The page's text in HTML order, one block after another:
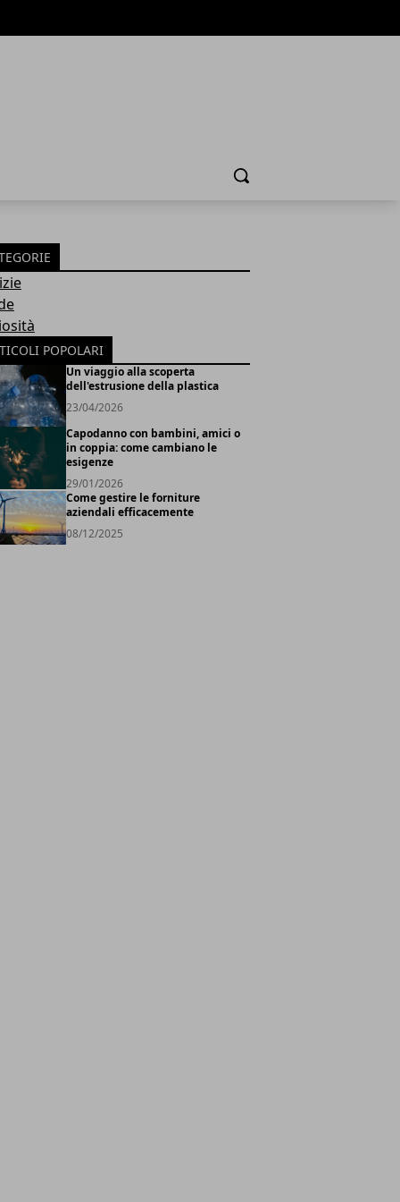
Cerca
POPOLARI
Un viaggio alla scoperta
dell'estrusione della plastica
23/04/2026
Capodanno con bambini, amici o
in coppia: come cambiano le
esigenze
29/01/2026
Come gestire le forniture
aziendali efficacemente
08/12/2025